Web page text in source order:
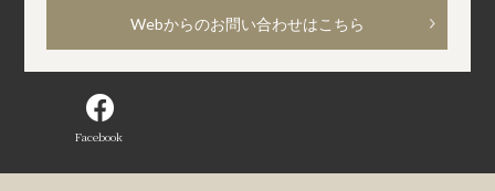
Webからのお問い合わせはこちら
Facebook